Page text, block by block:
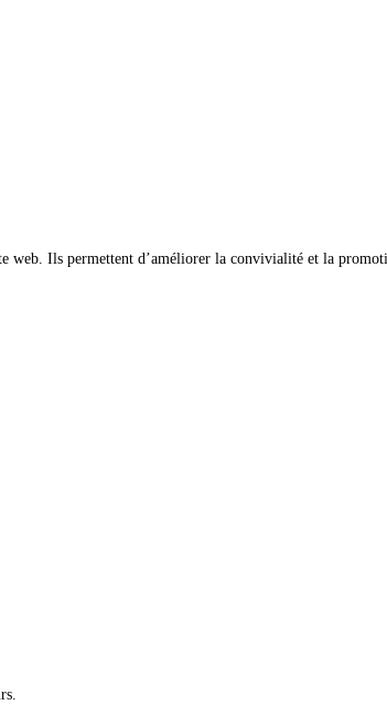
web. Ils permettent d’améliorer la convivialité et la